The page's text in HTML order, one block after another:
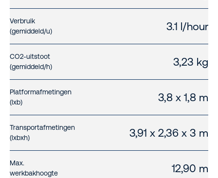
Verbruik
(gemiddeld/u)
3.1 l/hour
CO2-uitstoot
(gemiddeld/h)
3,23 kg
Platformafmetingen
(lxb)
3,8 x 1,8 m
Transportafmetingen
(lxbxh)
3,91 x 2,36 x 3 m
Max.
werkbakhoogte
12,90 m